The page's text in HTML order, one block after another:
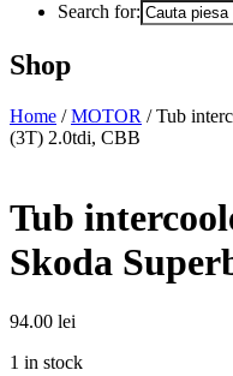
Search for:
Shop
Home /MOTOR / Tub
(3T) 2.0tdi, CBB
Tub
Skoda
94.00 lei
1 in stock